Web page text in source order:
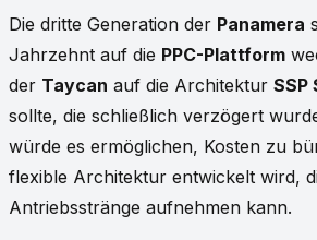
Die dritte Generation der Panamera
Jahrzehnt auf die PPC-Plattform
der Taycan auf die Architektur SSP
sollte, die schließlich verzögert
würde es ermöglichen, Kosten zu
flexible Architektur entwickelt wird,
Antriebsstränge aufnehmen kann.